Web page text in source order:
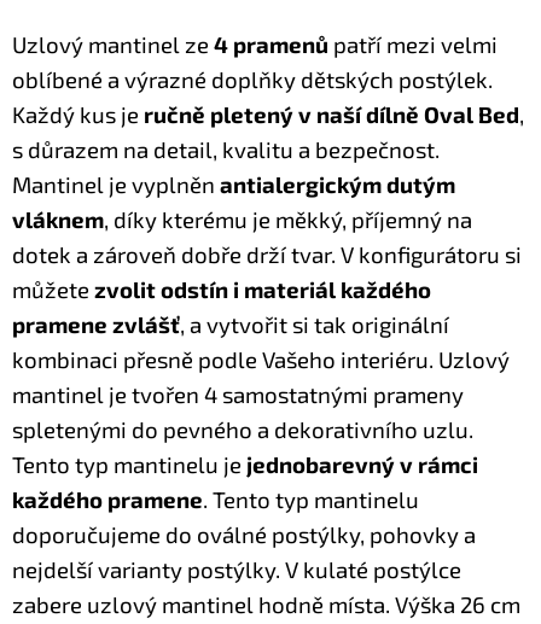
Uzlový mantinel ze 4 pramenů patří mezi velmi
oblíbené a výrazné doplňky dětských postýlek.
Každý kus je ručně pletený v naší dílně Oval Bed,
s důrazem na detail, kvalitu a bezpečnost.
Mantinel je vyplněn antialergickým dutým
vláknem, díky kterému je měkký, příjemný na
dotek a zároveň dobře drží tvar. V konfigurátoru si
můžete zvolit odstín i materiál každého
pramene zvlášť, a vytvořit si tak originální
kombinaci přesně podle Vašeho interiéru. Uzlový
mantinel je tvořen 4 samostatnými prameny
spletenými do pevného a dekorativního uzlu.
Tento typ mantinelu je jednobarevný v rámci
každého pramene. Tento typ mantinelu
doporučujeme do oválné postýlky, pohovky a
nejdelší varianty postýlky. V kulaté postýlce
zabere uzlový mantinel hodně místa. Výška 26 cm